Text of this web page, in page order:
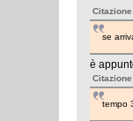
Citazione
se
è
Citazione
tempo